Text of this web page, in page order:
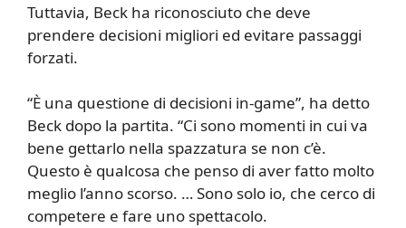
Tuttavia, Beck ha riconosciuto che deve
prendere decisioni migliori ed evitare passaggi
forzati.
“È una questione di decisioni in-game”, ha detto
Beck dopo la partita. “Ci sono momenti in cui va
bene gettarlo nella spazzatura se non c’è.
Questo è qualcosa che penso di aver fatto molto
meglio l’anno scorso. … Sono solo io, che cerco di
competere e fare uno spettacolo.